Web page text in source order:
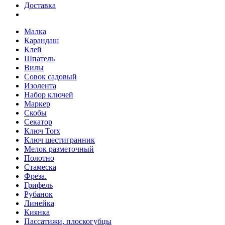
Доставка
Малка
Карандаш
Клей
Шпатель
Вилы
Совок садовый
Изолента
Набор ключей
Маркер
Скобы
Секатор
Ключ Torx
Ключ шестигранник
Мелок разметочный
Полотно
Стамеска
Фреза.
Грифель
Рубанок
Линейка
Киянка
Пассатижи, плоскогубцы